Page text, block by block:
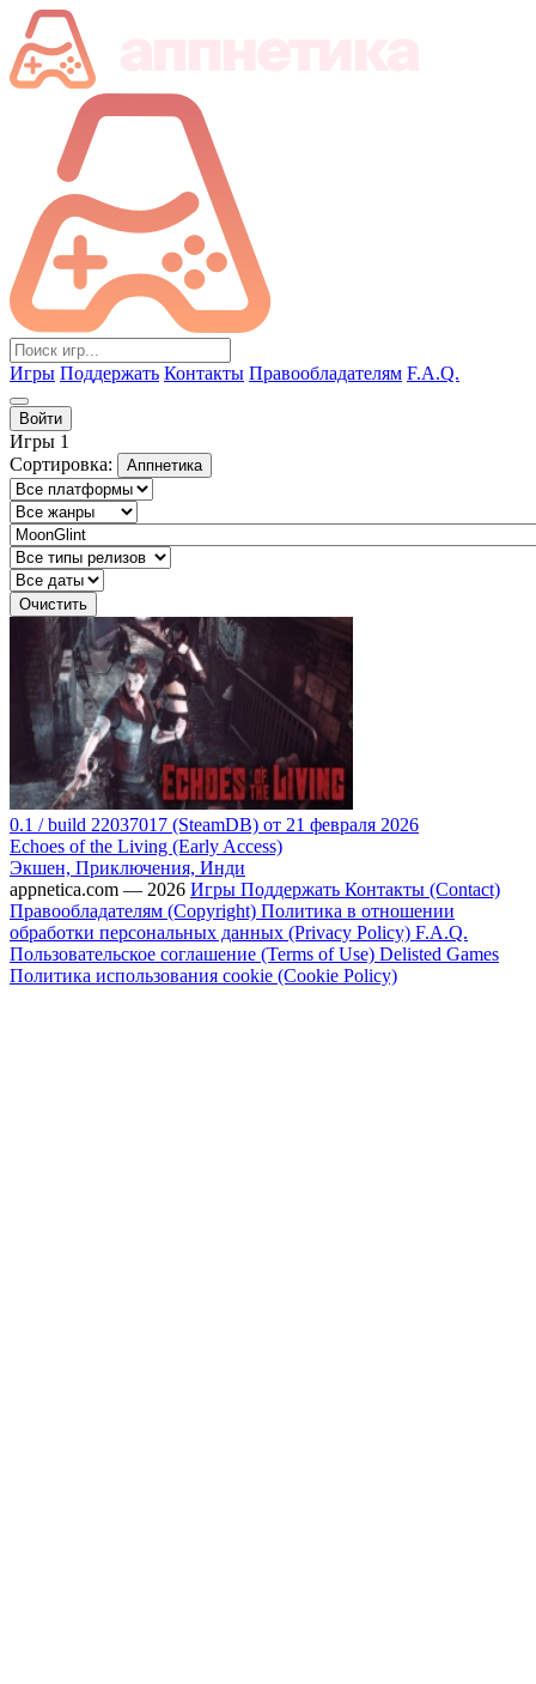
Игры Поддержать Контакты Правообладателям F.A.Q.
Войти
Игры 1
Сортировка:
Аппнетика
Очистить
0.1 / build 22037017 (SteamDB) от 21 февраля 2026
Echoes of the Living (Early Access)
Экшен, Приключения, Инди
appnetica.com — 2026 Игры Поддержать Контакты (Contact)
Правообладателям (Copyright) Политика в отношении
обработки персональных данных (Privacy Policy) F.A.Q.
Пользовательское соглашение (Terms of Use) Delisted Games
Политика использования cookie (Cookie Policy)